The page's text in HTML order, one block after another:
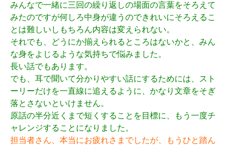
みんなで一緒に三回の繰り返しの場面の言葉をそろえて
みたのですが何しろ中身が違うのできれいにそろえるこ
とは難しいしもちろん内容は変えられない。
それでも、どうにか揃えられるところはないかと、みん
な身をよじるような気持ちで悩みました。
長い話でもあります。
でも、耳で聞いて分かりやすい話にするためには、スト
ーリーだけを一直線に追えるように、かなり文章をそぎ
落とさないといけません。
原話の半分近くまで短くすることを目標に、もう一度チ
ャレンジすることになりました。
担当者さん、本当にお疲れさまでしたが、もうひと踏ん